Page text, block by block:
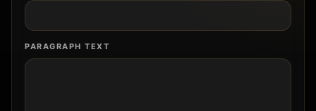
PARAGRAPH TEXT